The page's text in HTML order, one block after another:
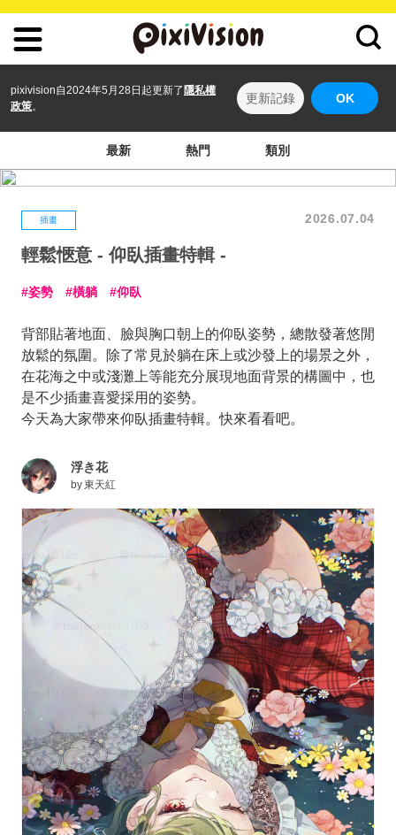
pixivision自2024年5月28日起更新了 隱私權
政策。
更新記錄 OK
最新 熱門 類別
插畫 2026.07.04
輕鬆愜意 - 仰臥插畫特輯 -
姿勢 橫躺 仰臥
背部貼著地面、臉與胸口朝上的仰臥姿勢，總散發著悠閒
放鬆的氛圍。除了常見於躺在床上或沙發上的場景之外，
在花海之中或淺灘上等能充分展現地面背景的構圖中，也
是不少插畫喜愛採用的姿勢。
今天為大家帶來仰臥插畫特輯。快來看看吧。
浮き花
by東天紅